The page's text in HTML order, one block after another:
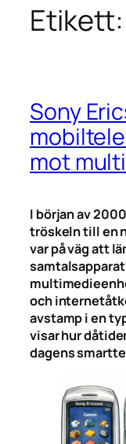
Etikett:
Sony
mot
I början av
tröskeln till en
var på väg att
och
avstamp i en
visar hur
dagens